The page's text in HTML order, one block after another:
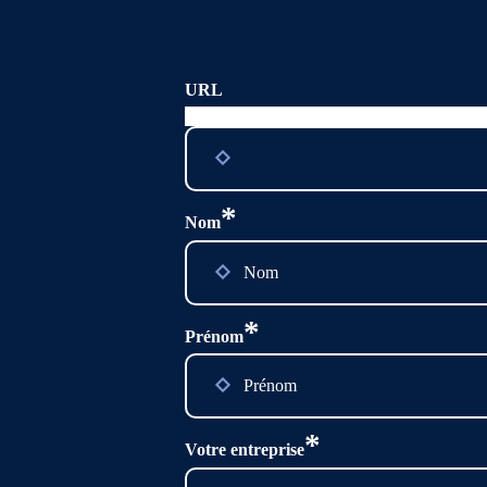
URL
Nom*
Prénom*
Votre entreprise*